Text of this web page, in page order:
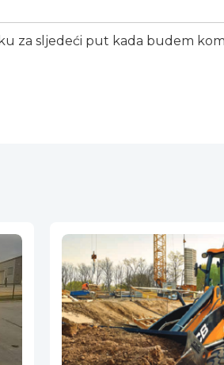
za sljedeći put kada budem